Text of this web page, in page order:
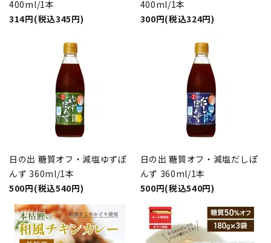
400ml/1本
314円(税込345円)
400ml/1本
300円(税込324円)
日の出 糖質オフ・減塩ゆずぽ
んず 360ml/1本
500円(税込540円)
日の出 糖質オフ・減塩だしぽ
んず 360ml/1本
500円(税込540円)